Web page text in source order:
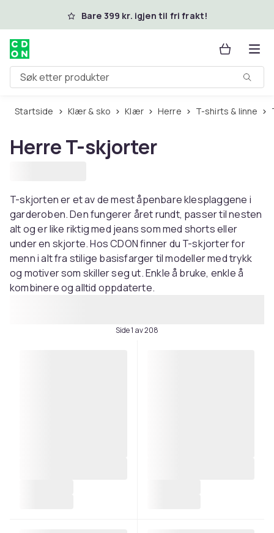
Hopp til hovedinnholdBare 399 kr. igjen til fri frakt!
Søk etter produkter
Startside Klær & sko Klær Herre T-shirts & linne
Herre T-skjorter
T-skjorten er et av de mest åpenbare klesplaggene i
garderoben. Den fungerer året rundt, passer til nesten
alt og er like riktig med jeans som med shorts eller
under en skjorte. Hos CDON finner du T-skjorter for
menn i alt fra stilige basisfarger til modeller med trykk
og motiver som skiller seg ut. Enkle å bruke, enkle å
kombinere og alltid oppdaterte.
Side 1 av 208